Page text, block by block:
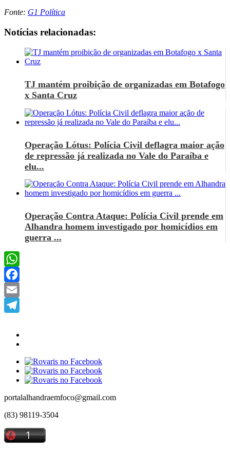
Fonte: G1 Política
Notícias relacionadas:
TJ mantém proibição de organizadas em Botafogo
x Santa Cruz
Operação Lótus: Polícia Civil deflagra maior ação
de repressão já realizada no Vale do Paraíba e
elu...
Operação Contra Ataque: Polícia Civil prende em
Alhandra homem investigado por homicídios em
guerra ...
WhatsApp
Facebook
Email
portalalhandraemfoco@gmail.com
(83) 98119-3504